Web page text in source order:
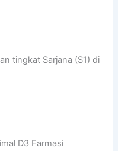
tingkat Sarjana (S1) di
D3 Farmasi